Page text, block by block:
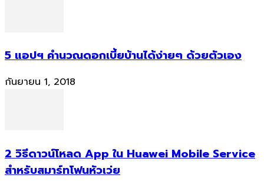
5 แอปฯ คำนวณดอกเบี้ยบ้านได้ง่ายๆ ด้วยตัวเอง
กันยายน 1, 2018
2 วิธีดาวน์โหลด App ใน Huawei Mobile Service
สำหรับสมาร์ทโฟนหัวเว่ย